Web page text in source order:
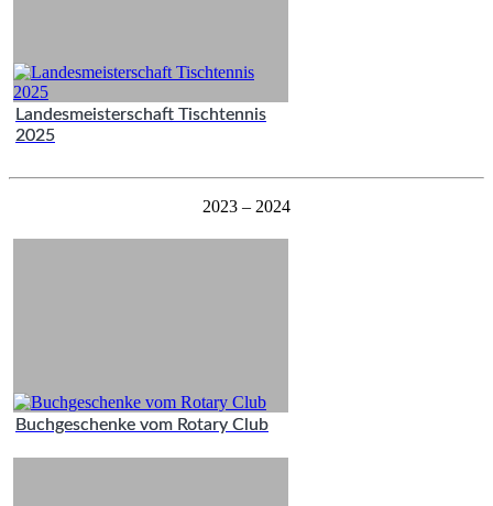
Landesmeisterschaft Tischtennis
2025
2023 – 2024
Buchgeschenke vom Rotary Club